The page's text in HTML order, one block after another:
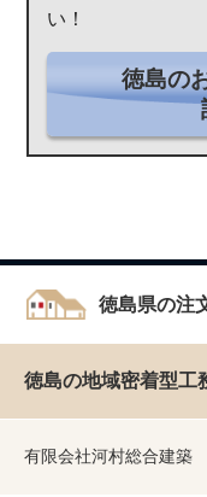
い！
徳島の
徳島県の注
徳島の地域密着型工
有限会社河村総合建築